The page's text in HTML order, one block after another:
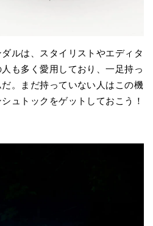
ルは、スタイリストやエディタ
も多く愛用しており、一足持っ
。まだ持っていない人はこの機
ュトックをゲットしておこう！